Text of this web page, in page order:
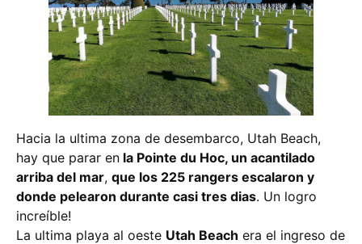
Hacia la ultima zona de desembarco, Utah Beach,
hay que parar en la Pointe du Hoc, un acantilado
arriba del mar, que los 225 rangers escalaron y
donde pelearon durante casi tres dias. Un logro
increíble!
La ultima playa al oeste Utah Beach era el ingreso de